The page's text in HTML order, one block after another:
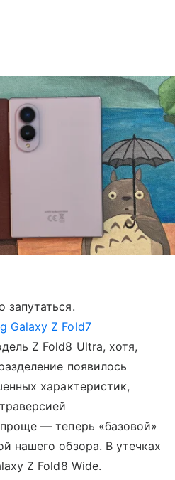
запутаться.
Galaxy Z Fold7
Z Fold8 Ultra, хотя,
появилось
характеристик,
— теперь «базовой»
нашего обзора. В утечках
Z Fold8 Wide.